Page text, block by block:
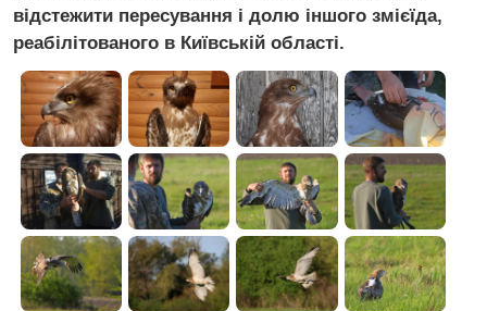
відстежити пересування і долю іншого змієїда,
реабілітованого в Київській області.